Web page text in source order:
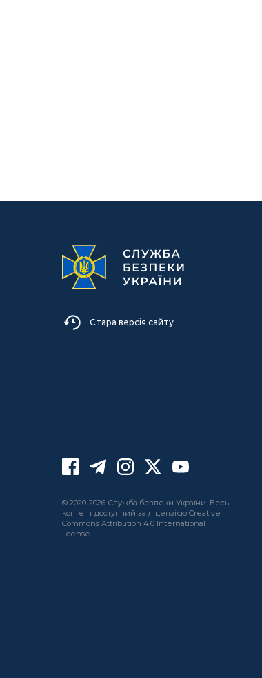
Стара версія сайту
© 2020-2026 Служба безпеки України. Весь
контент доступний за ліцензією Creative
Commons Attribution 4.0 International
license.